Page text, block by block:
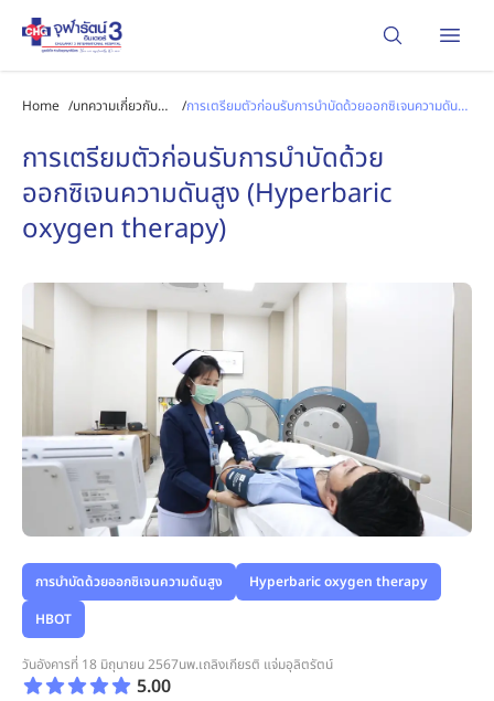
Home /บทความเกี่ยวกับ
/การเตรียมตัวก่อนรับการบำบัดด้วยออกซิเจนความดัน
การเตรียมตัวก่อนรับการบำบัดด้วย
ออกซิเจนความดันสูง (Hyperbaric
oxygen therapy)
การบำบัดด้วยออกซิเจนความดันสูง
Hyperbaric oxygen therapy
HBOT
วันอังคารที่ 18 มิถุนายน 2567นพ.เถลิงเกียรติ แจ่มอุลิตรัตน์
5.00